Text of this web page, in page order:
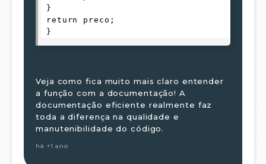
}
return preco;
}
Veja como fica muito mais claro entender
a função com a documentação! A
documentação eficiente realmente faz
toda a diferença na qualidade e
manutenibilidade do código.
há +1 ano